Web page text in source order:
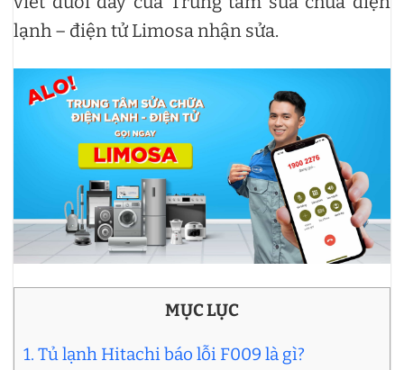
lạnh – điện tử Limosa nhận sửa.
MỤC LỤC
1. Tủ lạnh Hitachi báo lỗi F009 là gì?